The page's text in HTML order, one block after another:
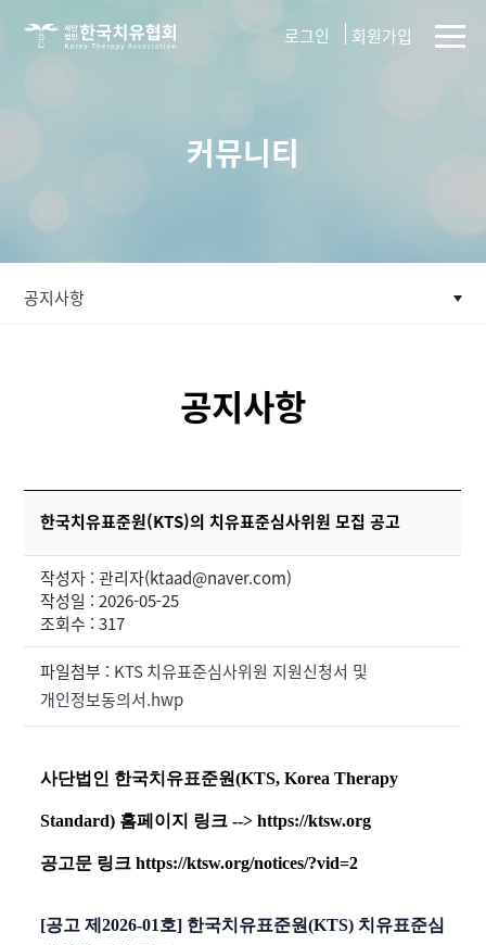
사단법인
로그인 회원가입
커뮤니티
공지사항
공지사항
한국치유표준원(KTS)의 치유표준심사위원 모집 공고
작성자 : 관리자(ktaad@naver.com)
작성일 : 2026-05-25
조회수 : 317
파일첨부 : KTS 치유표준심사위원 지원신청서 및
개인정보동의서.hwp
사단법인 한국치유표준원(KTS, Korea Therapy
Standard) 홈페이지 링크 -->https://ktsw.org
공고문 링크https://ktsw.org/notices/?vid=2
[공고 제2026-01호] 한국치유표준원(KTS) 치유표준심